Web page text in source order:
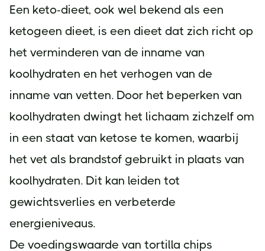
Een keto-dieet, ook wel bekend als een
ketogeen dieet, is een dieet dat zich richt op
het verminderen van de inname van
koolhydraten en het verhogen van de
inname van vetten. Door het beperken van
koolhydraten dwingt het lichaam zichzelf om
in een staat van ketose te komen, waarbij
het vet als brandstof gebruikt in plaats van
koolhydraten. Dit kan leiden tot
gewichtsverlies en verbeterde
energieniveaus.
De voedingswaarde van tortilla chips